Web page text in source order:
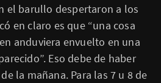
el barullo despertaron a los
en claro es que “una cosa
anduviera envuelto en una
Eso debe de haber
la mañana. Para las 7 u 8 de